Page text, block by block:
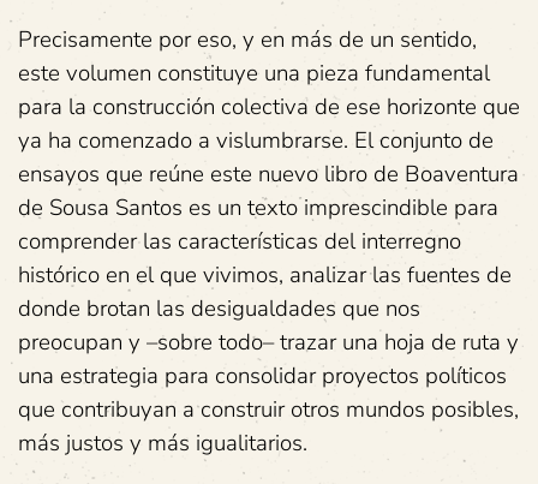
Precisamente por eso, y en más de un sentido,
este volumen constituye una pieza fundamental
para la construcción colectiva de ese horizonte que
ya ha comenzado a vislumbrarse. El conjunto de
ensayos que reúne este nuevo libro de Boaventura
de Sousa Santos es un texto imprescindible para
comprender las características del interregno
histórico en el que vivimos, analizar las fuentes de
donde brotan las desigualdades que nos
preocupan y –sobre todo– trazar una hoja de ruta y
una estrategia para consolidar proyectos políticos
que contribuyan a construir otros mundos posibles,
más justos y más igualitarios.